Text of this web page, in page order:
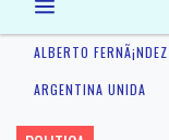
ALBERTO FERNÃ¡NDEZ
ARGENTINA UNIDA